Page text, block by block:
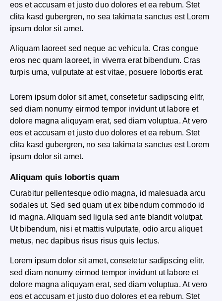
eos et accusam et justo duo dolores et ea rebum. Stet
clita kasd gubergren, no sea takimata sanctus est Lorem
ipsum dolor sit amet.
Aliquam laoreet sed neque ac vehicula. Cras congue
eros nec quam laoreet, in viverra erat bibendum. Cras
turpis urna, vulputate at est vitae, posuere lobortis erat.
Lorem ipsum dolor sit amet, consetetur sadipscing elitr,
sed diam nonumy eirmod tempor invidunt ut labore et
dolore magna aliquyam erat, sed diam voluptua. At vero
eos et accusam et justo duo dolores et ea rebum. Stet
clita kasd gubergren, no sea takimata sanctus est Lorem
ipsum dolor sit amet.
Aliquam quis lobortis quam
Curabitur pellentesque odio magna, id malesuada arcu
sodales ut. Sed sed quam ut ex bibendum commodo id
id magna. Aliquam sed ligula sed ante blandit volutpat.
Ut bibendum, nisi et mattis vulputate, odio arcu aliquet
metus, nec dapibus risus risus quis lectus.
Lorem ipsum dolor sit amet, consetetur sadipscing elitr,
sed diam nonumy eirmod tempor invidunt ut labore et
dolore magna aliquyam erat, sed diam voluptua. At vero
eos et accusam et justo duo dolores et ea rebum. Stet